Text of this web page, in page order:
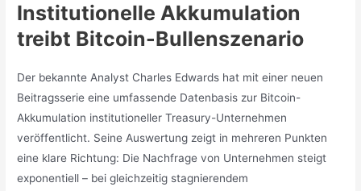
Institutionelle Akkumulation
treibt Bitcoin-Bullenszenario
Der bekannte Analyst Charles Edwards hat mit einer neuen
Beitragsserie eine umfassende Datenbasis zur Bitcoin-
Akkumulation institutioneller Treasury-Unternehmen
veröffentlicht. Seine Auswertung zeigt in mehreren Punkten
eine klare Richtung: Die Nachfrage von Unternehmen steigt
exponentiell – bei gleichzeitig stagnierendem